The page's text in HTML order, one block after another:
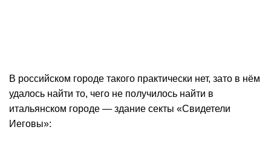
В российском городе такого практически нет, зато в нём
удалось найти то, чего не получилось найти в
итальянском городе — здание секты «Свидетели
Иеговы»: